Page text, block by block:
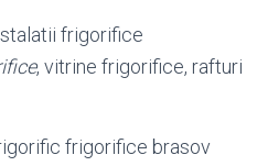
frigorifice
, vitrine frigorifice, rafturi
frigorifice brasov